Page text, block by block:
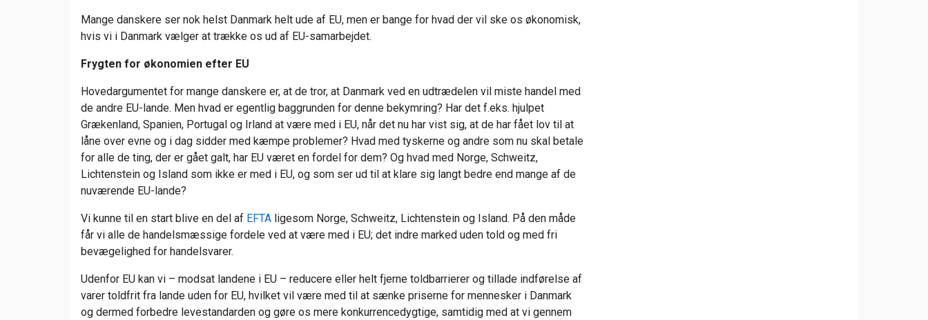
Mange danskere ser nok helst Danmark helt ude af EU, men er bange for hvad der vil ske os økonomisk,
hvis vi i Danmark vælger at trække os ud af EU-samarbejdet.
Frygten for økonomien efter EU
Hovedargumentet for mange danskere er, at de tror, at Danmark ved en udtrædelen vil miste handel med
de andre EU-lande. Men hvad er egentlig baggrunden for denne bekymring? Har det f.eks. hjulpet
Grækenland, Spanien, Portugal og Irland at være med i EU, når det nu har vist sig, at de har fået lov til at
låne over evne og i dag sidder med kæmpe problemer? Hvad med tyskerne og andre som nu skal betale
for alle de ting, der er gået galt, har EU været en fordel for dem? Og hvad med Norge, Schweitz,
Lichtenstein og Island som ikke er med i EU, og som ser ud til at klare sig langt bedre end mange af de
nuværende EU-lande?
Vi kunne til en start blive en del af EFTA ligesom Norge, Schweitz, Lichtenstein og Island. På den måde
får vi alle de handelsmæssige fordele ved at være med i EU; det indre marked uden told og med fri
bevægelighed for handelsvarer.
Udenfor EU kan vi – modsat landene i EU – reducere eller helt fjerne toldbarrierer og tillade indførelse af
varer toldfrit fra lande uden for EU, hvilket vil være med til at sænke priserne for mennesker i Danmark
og dermed forbedre levestandarden og gøre os mere konkurrencedygtige, samtidig med at vi gennem